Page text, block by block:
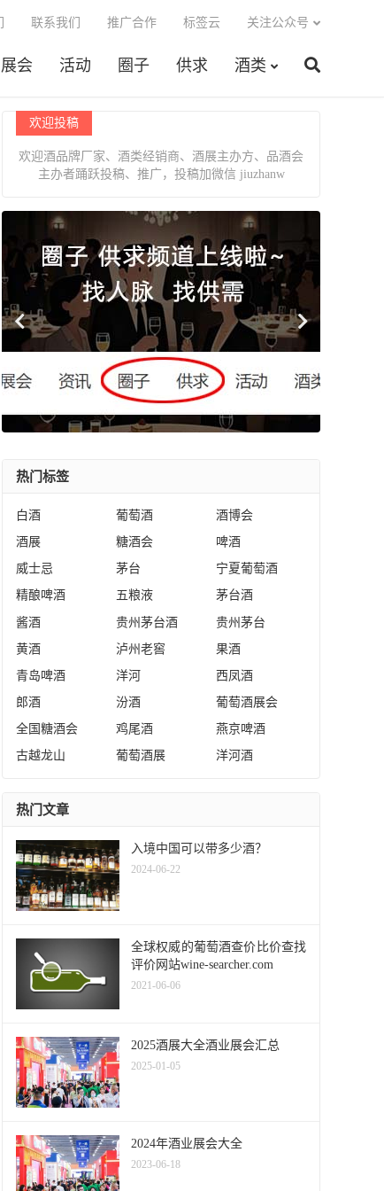
展会 活动 圈子 供求 酒类
联系我们 推广合作 标签云 关注公众号
欢迎投稿
欢迎酒品牌厂家、酒类经销商、酒展主办方、品酒会
主办者踊跃投稿、推广，投稿加微信 jiuzhanw
热门标签
白酒 葡萄酒 酒博会
酒展 糖酒会 啤酒
威士忌 茅台 宁夏葡萄酒
精酿啤酒 五粮液 茅台酒
酱酒 贵州茅台酒 贵州茅台
黄酒 泸州老窖 果酒
青岛啤酒 洋河 西凤酒
郎酒 汾酒 葡萄酒展会
全国糖酒会 鸡尾酒 燕京啤酒
古越龙山 葡萄酒展 洋河酒
热门文章
入境中国可以带多少酒？
2024-06-22
全球权威的葡萄酒查价比价查找
评价网站wine-searcher.com
2021-06-06
2025酒展大全酒业展会汇总
2025-01-05
2024年酒业展会大全
2023-06-18